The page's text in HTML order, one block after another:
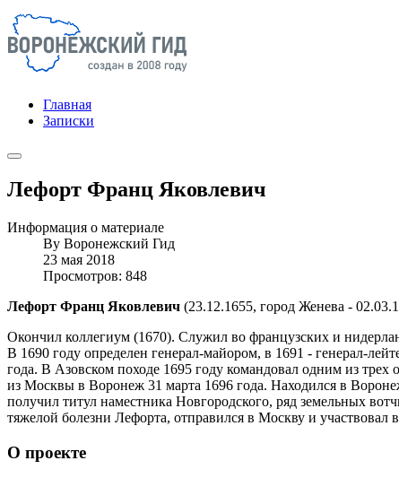
Главная
Записки
Лефорт Франц Яковлевич
Информация о материале
By Воронежский Гид
23 мая 2018
Просмотров: 848
Лефорт Франц Яковлевич (23.12.1655, город Женева -
Окончил коллегиум (1670). Служил во французских и
В 1690 году определен генерал-майором, в 1691 - генерал-
года. В Азовском походе 1695 году командовал одним из
из Москвы в Воронеж 31 марта 1696 года. Находился в
получил титул наместника Новгородского, ряд земельных
тяжелой болезни Лефорта, отправился в Москву и участвовал
О проекте